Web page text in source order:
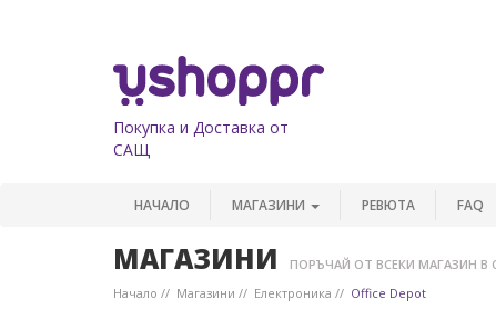
Покупка и Доставка от
САЩ
НАЧАЛО МАГАЗИНИ РЕВЮТА FAQ
МАГАЗИНИ
ПОРЪЧАЙ ОТ ВСЕКИ МАГАЗИН В
Начало
Магазини Електроника Office Depot